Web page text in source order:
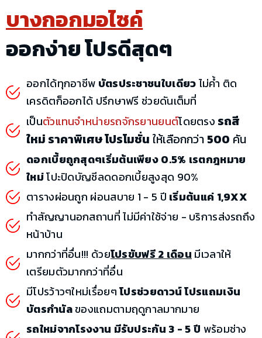
บางกอกมอไซค์
ออกง่าย โปรดีสุดๆ
ออกได้ทุกอาชีพ บัตรประชาชนใบเดียวไม่ค้ำ ติด
เครดิตก็ออกได้ ปรึกษาฟรี ช่วยดันเต็มที่
เป็นตัวแทนจำหน่ายรถจักรยานยนต์โดยตรง รถสี
ใหม่ ราคาพิเศษ โปรโมชั่น ให้เลือกกว่า 500 คัน
ดอกเบี้ยถูกสุดๆเริ่มต้นเพียง 0.5% เรตกฎหมาย
ใหม่โปะปิดบัญชีลดดอกเบี้ยสูงสุด 90%
ตารางผ่อนถูก ผ่อนสบาย 1 - 5 ปี เริ่มต้นแค่ 1,9XX
ทำสัญญานอกสถานที่ ไม่มีค่าใช้จ่าย - บริการส่งรถถึง
หน้าบ้าน
มากกว่าที่อื่น!!! ด้วยโปรขับฟรี 2 เดือน มีเวลาให้
เตรียมตัวมากกว่าที่อื่น
มีโปรว้าวๆใหม่เรื่อยๆโปรช่วยดาวน์ โปรแถมเงิน
บัตรกำนัลของแถมตามฤดูกาลมากมาย
รถใหม่จากโรงงาน มีรับประกัน 3 - 5 ปี พร้อมช่าง